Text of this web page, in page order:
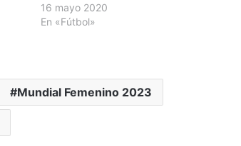
16 mayo 2020
En «Fútbol»
Mundial Femenino 2023